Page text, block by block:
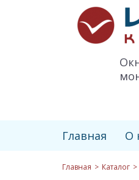
Итиль-
Комплект
logo
Главная О
Главная Каталог